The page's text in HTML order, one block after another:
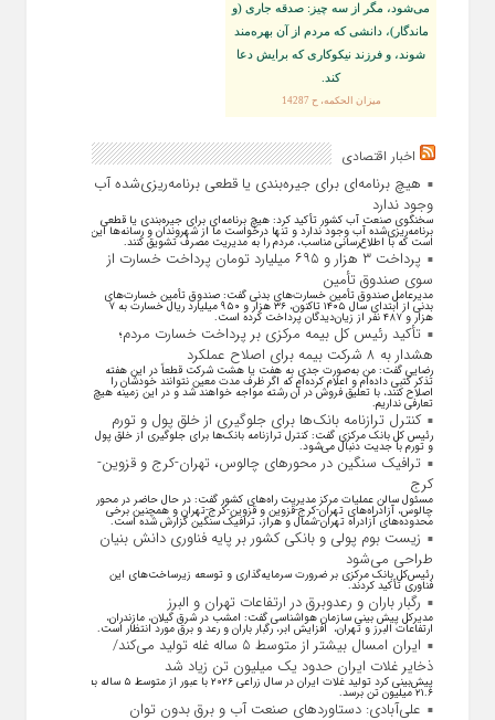
مى‌شود، مگر از سه چيز: صدقه جارى (و
ماندگار)، دانشى كه مردم از آن بهره‏‌مند
شوند، و فرزند نيكوكارى كه برايش دعا
كند.
ميزان الحكمه، ح 14287
اخبار اقتصادی
هیچ برنامه‌ای برای جیره‌بندی یا قطعی برنامه‌ریزی‌شده آب
وجود ندارد
سخنگوی صنعت آب کشور تأکید کرد: هیچ برنامه‌ای برای جیره‌بندی یا قطعی
برنامه‌ریزی‌شده آب وجود ندارد و تنها درخواست ما از شهروندان و رسانه‌ها این
است که با اطلاع‌رسانی مناسب، مردم را به مدیریت مصرف تشویق کنند.
پرداخت ۳ هزار و ۶۹۵ میلیارد تومان پرداخت خسارت از
سوی صندوق تأمین
مدیرعامل صندوق تأمین خسارت‌های بدنی گفت: صندوق تأمین خسارت‌های
بدنی از ابتدای سال ۱۴۰۵ تاکنون، ۳۶ هزار و ۹۵۰ میلیارد ریال خسارت به ۷
هزار و ۴۸۷ نفر از زیان‌دیدگان پرداخت کرده است.
تأکید رئیس کل بیمه مرکزی بر پرداخت خسارت مردم؛
هشدار به ۸ شرکت‌ بیمه برای اصلاح عملکرد
رضایی گفت: من به‌صورت جدی به هفت یا هشت شرکت قطعاً در این هفته
تذکر کتبی داده‌ام و اعلام کرده‌ام که اگر ظرف مدت معین نتوانند خودشان را
اصلاح کنند، با تعلیق فروش در آن رشته مواجه خواهند شد و در این زمینه هیچ
تعارفی نداریم.
کنترل ترازنامه بانک‌ها برای جلوگیری از خلق پول و تورم
رئیس کل بانک مرکزی گفت: کنترل ترازنامه بانک‌ها برای جلوگیری از خلق پول
و تورم با جدیت دنبال می‌شود.
ترافیک سنگین در محورهای چالوس، تهران-کرج و قزوین-
کرج
مسئول سالن عملیات مرکز مدیریت راه‌های کشور گفت: در حال حاضر در محور
چالوس، آزادراه‌های تهران-کرج-قزوین و قزوین-کرج-تهران و همچنین برخی
محدوده‌های آزادراه تهران-شمال و هراز، ترافیک سنگین گزارش شده است.
زیست بوم پولی و بانکی کشور بر پایه فناوری دانش بنیان
طراحی می‌شود
رئیس‌کل بانک مرکزی بر ضرورت سرمایه‌گذاری و توسعه زیرساخت‌های این
فناوری تأکید کردند.
رگبار باران و رعدوبرق در ارتفاعات تهران و البرز
مدیرکل پیش بینی سازمان هواشناسی گفت: امشب در شرق گیلان، مازندران،
ارتفاعات البرز و تهران، افزایش ابر، رگبار باران و رعد و برق مورد انتظار است.
ایران امسال بیشتر از متوسط ۵ ساله غله تولید می‌کند/
ذخایر غلات ایران حدود یک میلیون تن زیاد شد
پیش‌بینی کرد تولید غلات ایران در سال زراعی ۲۰۲۶ با عبور از متوسط ۵ ساله به
۲۱.۶ میلیون تن برسد.
علی‌آبادی: دستاورد‌های صنعت آب و برق بدون توان